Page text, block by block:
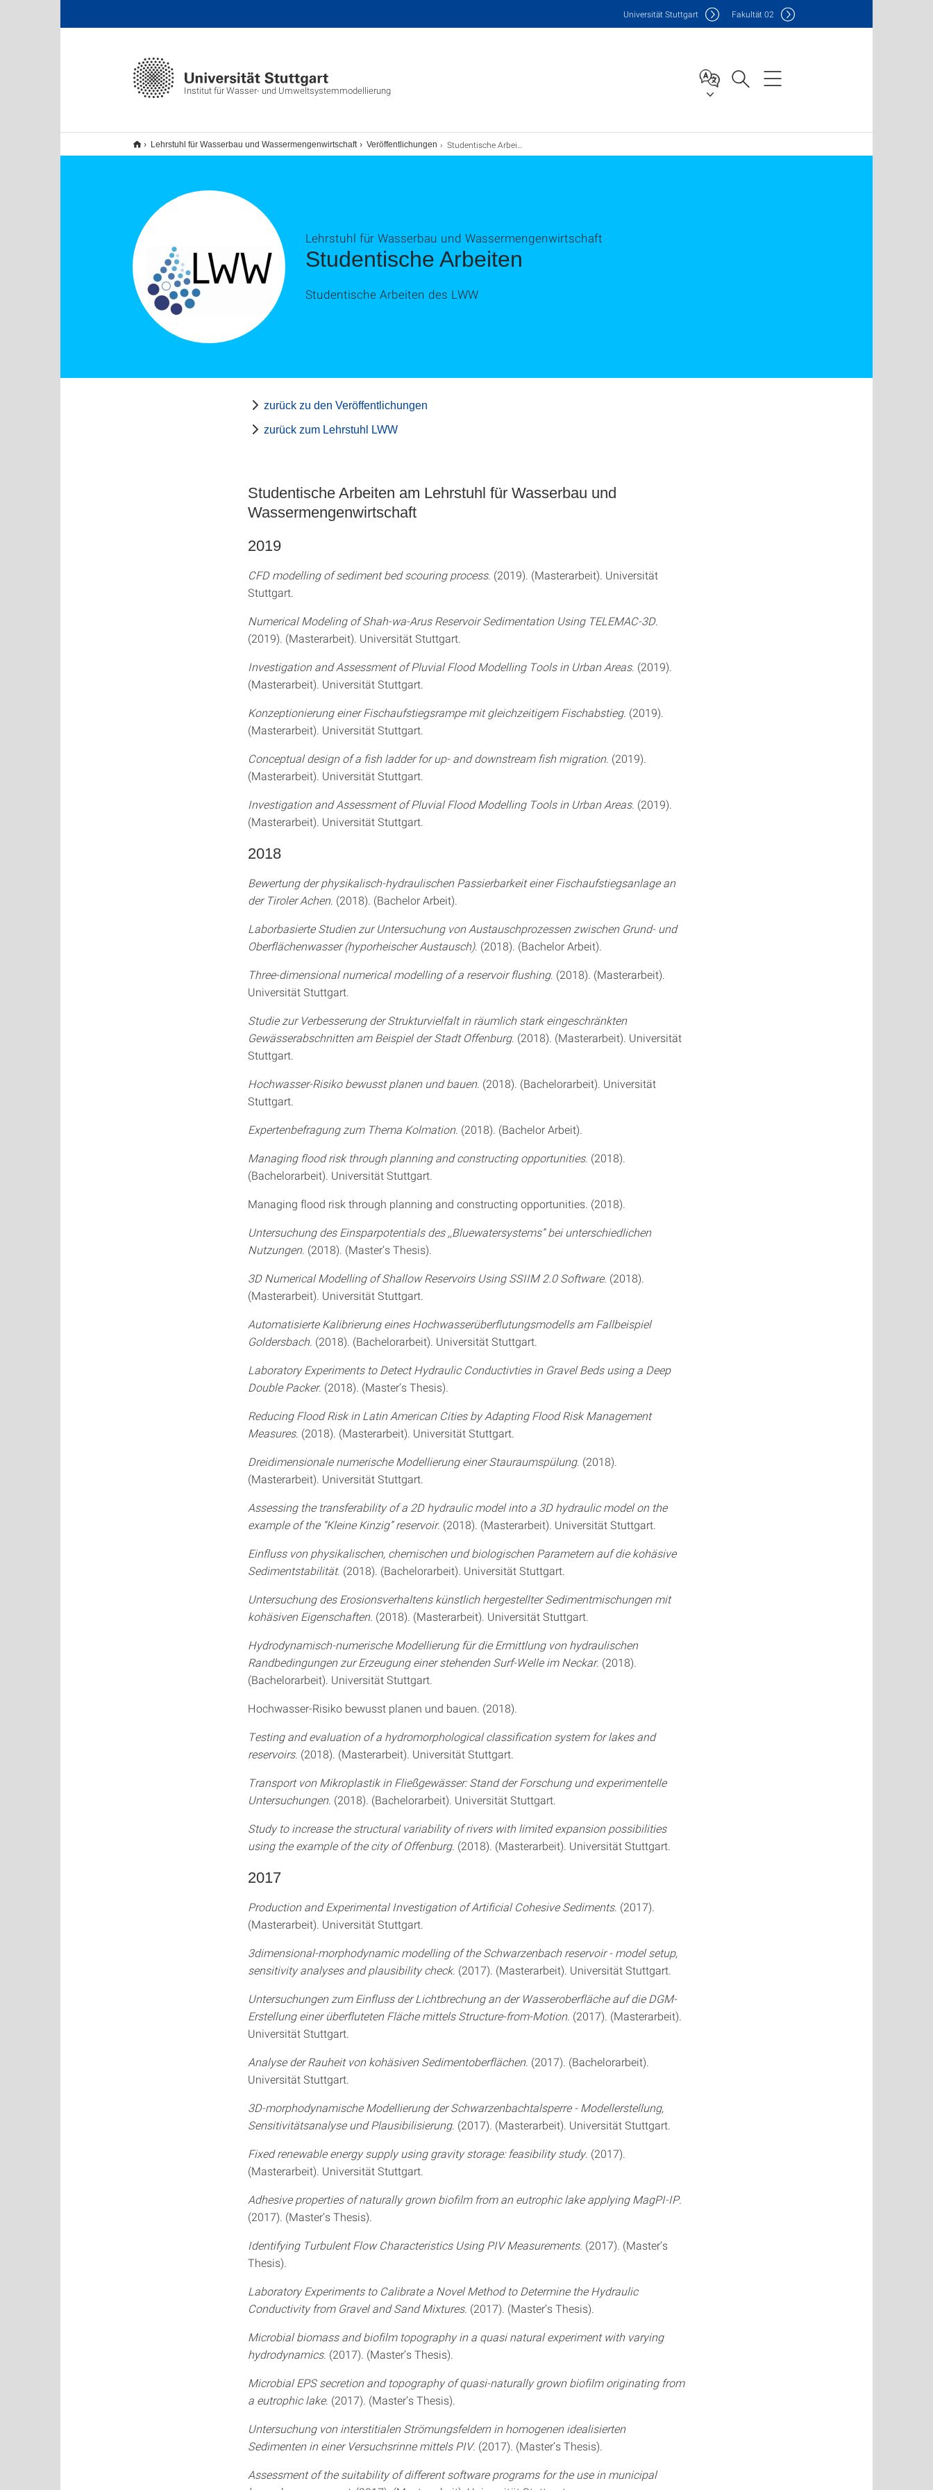
Institut für Wasser- und Umweltsystemmodellierung
Universität Stuttgart Fakultät02
Lehrstuhl für Wasserbau und Wassermengenwirtschaft Veröffentlichungen Studentische Arbeiten
Studentische Arbeiten
Lehrstuhl für Wasserbau und Wassermengenwirtschaft
Studentische Arbeiten des LWW
zurück zu den Veröffentlichungen
zurück zum Lehrstuhl LWW
Studentische Arbeiten am Lehrstuhl für Wasserbau und
Wassermengenwirtschaft
2019
CFD modelling of sediment bed scouring process. (2019). (Masterarbeit). Universität
Stuttgart.
Numerical Modeling of Shah-wa-Arus Reservoir Sedimentation Using TELEMAC-3D.
(2019). (Masterarbeit). Universität Stuttgart.
Investigation and Assessment of Pluvial Flood Modelling Tools in Urban Areas. (2019).
(Masterarbeit). Universität Stuttgart.
Konzeptionierung einer Fischaufstiegsrampe mit gleichzeitigem Fischabstieg. (2019).
(Masterarbeit). Universität Stuttgart.
Conceptual design of a fish ladder for up- and downstream fish migration . (2019).
(Masterarbeit). Universität Stuttgart.
Investigation and Assessment of Pluvial Flood Modelling Tools in Urban Areas. (2019).
(Masterarbeit). Universität Stuttgart.
2018
Bewertung der physikalisch-hydraulischen Passierbarkeit einer Fischaufstiegsanlage an
der Tiroler Achen . (2018). (Bachelor Arbeit).
Laborbasierte Studien zur Untersuchung von Austauschprozessen zwischen Grund- und
Oberflächenwasser (hyporheischer Austausch). (2018). (Bachelor Arbeit).
Three-dimensional numerical modelling of a reservoir flushing. (2018). (Masterarbeit).
Universität Stuttgart.
Studie zur Verbesserung der Strukturvielfalt in räumlich stark eingeschränkten
Gewässerabschnitten am Beispiel der Stadt Offenburg. (2018). (Masterarbeit). Universität
Stuttgart.
Hochwasser-Risiko bewusst planen und bauen . (2018). (Bachelorarbeit). Universität
Stuttgart.
Expertenbefragung zum Thema Kolmation . (2018). (Bachelor Arbeit).
Managing flood risk through planning and constructing opportunities. (2018).
(Bachelorarbeit). Universität Stuttgart.
Managing flood risk through planning and constructing opportunities. (2018).
Untersuchung des Einsparpotentials des ,,Bluewatersystems” bei unterschiedlichen
Nutzungen . (2018). (Master’s Thesis).
3D Numerical Modelling of Shallow Reservoirs Using SSIIM 2.0 Software. (2018).
(Masterarbeit). Universität Stuttgart.
Automatisierte Kalibrierung eines Hochwasserüberflutungsmodells am Fallbeispiel
Goldersbach . (2018). (Bachelorarbeit). Universität Stuttgart.
Laboratory Experiments to Detect Hydraulic Conductivties in Gravel Beds using a Deep
Double Packer. (2018). (Master’s Thesis).
Reducing Flood Risk in Latin American Cities by Adapting Flood Risk Management
Measures. (2018). (Masterarbeit). Universität Stuttgart.
Dreidimensionale numerische Modellierung einer Stauraumspülung. (2018).
(Masterarbeit). Universität Stuttgart.
Assessing the transferability of a 2D hydraulic model into a 3D hydraulic model on the
example of the “Kleine Kinzig” reservoir. (2018). (Masterarbeit). Universität Stuttgart.
Einfluss von physikalischen, chemischen und biologischen Parametern auf die kohäsive
Sedimentstabilität. (2018). (Bachelorarbeit). Universität Stuttgart.
Untersuchung des Erosionsverhaltens künstlich hergestellter Sedimentmischungen mit
kohäsiven Eigenschaften . (2018). (Masterarbeit). Universität Stuttgart.
Hydrodynamisch-numerische Modellierung für die Ermittlung von hydraulischen
Randbedingungen zur Erzeugung einer stehenden Surf-Welle im Neckar. (2018).
(Bachelorarbeit). Universität Stuttgart.
Hochwasser-Risiko bewusst planen und bauen. (2018).
Testing and evaluation of a hydromorphological classification system for lakes and
reservoirs. (2018). (Masterarbeit). Universität Stuttgart.
Transport von Mikroplastik in Fließgewässer: Stand der Forschung und experimentelle
Untersuchungen . (2018). (Bachelorarbeit). Universität Stuttgart.
Study to increase the structural variability of rivers with limited expansion possibilities
using the example of the city of Offenburg. (2018). (Masterarbeit). Universität Stuttgart.
2017
Production and Experimental Investigation of Artificial Cohesive Sediments. (2017).
(Masterarbeit). Universität Stuttgart.
3dimensional-morphodynamic modelling of the Schwarzenbach reservoir - model setup,
sensitivity analyses and plausibility check. (2017). (Masterarbeit). Universität Stuttgart.
Untersuchungen zum Einfluss der Lichtbrechung an der Wasseroberfläche auf die DGM-
Erstellung einer überfluteten Fläche mittels Structure-from-Motion . (2017). (Masterarbeit).
Universität Stuttgart.
Analyse der Rauheit von kohäsiven Sedimentoberflächen . (2017). (Bachelorarbeit).
Universität Stuttgart.
3D-morphodynamische Modellierung der Schwarzenbachtalsperre - Modellerstellung,
Sensitivitätsanalyse und Plausibilisierung. (2017). (Masterarbeit). Universität Stuttgart.
Fixed renewable energy supply using gravity storage: feasibility study. (2017).
(Masterarbeit). Universität Stuttgart.
Adhesive properties of naturally grown biofilm from an eutrophic lake applying MagPI-IP.
(2017). (Master’s Thesis).
Identifying Turbulent Flow Characteristics Using PIV Measurements. (2017). (Master’s
Thesis).
Laboratory Experiments to Calibrate a Novel Method to Determine the Hydraulic
Conductivity from Gravel and Sand Mixtures. (2017). (Master’s Thesis).
Microbial biomass and biofilm topography in a quasi natural experiment with varying
hydrodynamics. (2017). (Master’s Thesis).
Microbial EPS secretion and topography of quasi-naturally grown biofilm originating from
a eutrophic lake. (2017). (Master’s Thesis).
Untersuchung von interstitialen Strömungsfeldern in homogenen idealisierten
Sedimenten in einer Versuchsrinne mittels PIV. (2017). (Master’s Thesis).
Assessment of the suitability of different software programs for the use in municipal